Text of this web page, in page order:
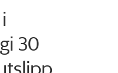
30